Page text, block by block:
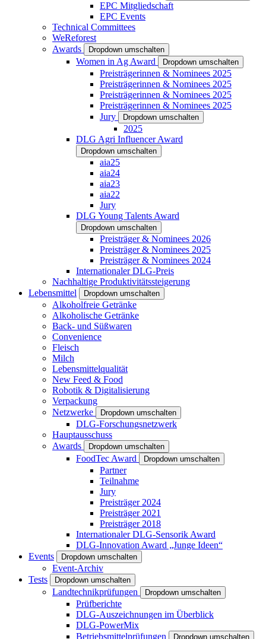
EPC Mitgliedschaft
EPC Events
Technical Committees
WeReforest
Awards
Dropdown umschalten
Women in Ag Award Dropdown umschalten
Preisträgerinnen & Nominees 2025
Preisträgerinnen & Nominees 2025
Preisträgerinnen & Nominees 2025
Preisträgerinnen & Nominees 2025
Jury
Dropdown umschalten
2025
DLG Agri Influencer Award
Dropdown umschalten
aia25
aia24
aia23
aia22
Jury
DLG Young Talents Award
Dropdown umschalten
Preisträger & Nominees 2026
Preisträger & Nominees 2025
Preisträger & Nominees 2024
Internationaler DLG-Preis
Nachhaltige Produktivitätssteigerung
Lebensmittel
Dropdown umschalten
Alkoholfreie Getränke
Alkoholische Getränke
Back- und Süßwaren
Convenience
Fleisch
Milch
Lebensmittelqualität
New Feed & Food
Robotik & Digitalisierung
Verpackung
Netzwerke
Dropdown umschalten
DLG-Forschungsnetzwerk
Hauptausschuss
Awards
Dropdown umschalten
FoodTec Award Dropdown umschalten
Partner
Teilnahme
Jury
Preisträger 2024
Preisträger 2021
Preisträger 2018
Internationaler DLG-Sensorik Award
DLG-Innovation Award „Junge Ideen“
Events
Dropdown umschalten
Event-Archiv
Tests
Dropdown umschalten
Landtechnikprüfungen Dropdown umschalten
Prüfberichte
DLG-Auszeichnungen im Überblick
DLG-PowerMix
Betriebsmittelprüfungen
Dropdown umschalten